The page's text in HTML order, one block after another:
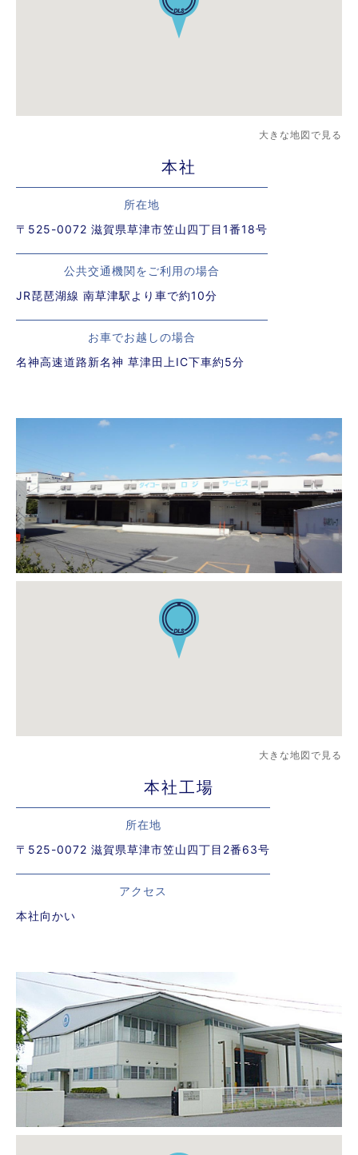
大きな地図で見る
本社
所在地
〒525-0072 滋賀県草津市笠山四丁目1番18号
公共交通機関をご利用の場合
JR琵琶湖線 南草津駅より車で約10分
お車でお越しの場合
名神高速道路新名神 草津田上IC下車約5分
大きな地図で見る
本社工場
所在地
〒525-0072 滋賀県草津市笠山四丁目2番63号
アクセス
本社向かい